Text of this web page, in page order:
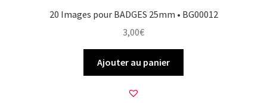
20 Images pour BADGES 25mm • BG00012
3,00€
Ajouter au panier